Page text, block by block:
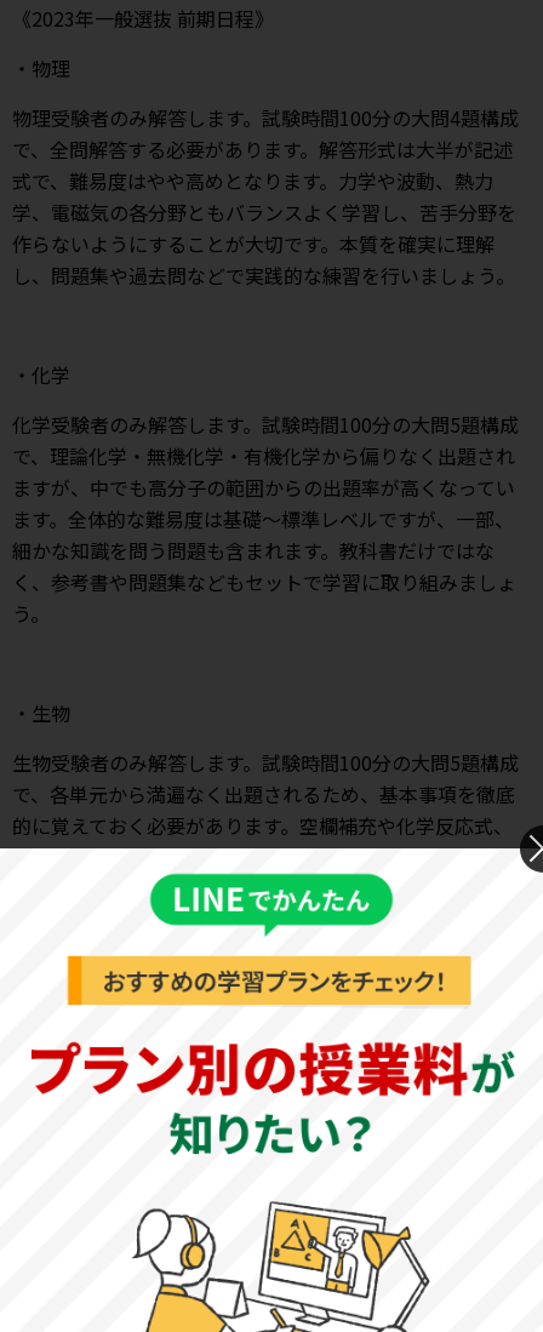
《2023年一般選抜 前期日程》
・物理
物理受験者のみ解答します。試験時間100分の大問4題構成
で、全問解答する必要があります。解答形式は大半が記述
式で、難易度はやや高めとなります。力学や波動、熱力
学、電磁気の各分野ともバランスよく学習し、苦手分野を
作らないようにすることが大切です。本質を確実に理解
し、問題集や過去問などで実践的な練習を行いましょう。
・化学
化学受験者のみ解答します。試験時間100分の大問5題構成
で、理論化学・無機化学・有機化学から偏りなく出題され
ますが、中でも高分子の範囲からの出題率が高くなってい
ます。全体的な難易度は基礎～標準レベルですが、一部、
細かな知識を問う問題も含まれます。教科書だけではな
く、参考書や問題集などもセットで学習に取り組みましょ
う。
・生物
生物受験者のみ解答します。試験時間100分の大問5題構成
で、各単元から満遍なく出題されるため、基本事項を徹底
的に覚えておく必要があります。空欄補充や化学反応式、
記号選択、名称を答えるなどの知識問題と、説明せよ、述
べよ、といった論述問題の組み合わせとなります。単に用
語を暗記するだけではなく、論述形式でアウトプットする
練習も行いましょう。
・地学
地学受験者のみ解答します。試験時間100分の大問4題構成
です。暗記が重要となるため、基本事項を徹底的に覚えて
おく必要があります。教科書や参考書を用いて知識をしっ
かりと身につけ、問題集などでアウトプットの練習を繰り
返しましょう。その後、過去問に取り組み、出題傾向や形
式に慣れておくことが大切です。